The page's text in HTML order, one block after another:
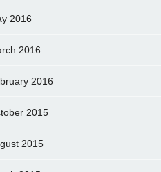
2016
2016
2016
2015
2015